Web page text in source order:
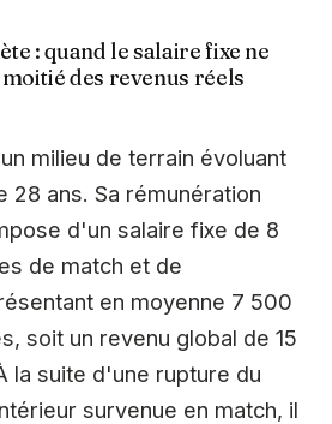
: quand le salaire fixe ne
des revenus réels
milieu de terrain évoluant
28 ans. Sa rémunération
d'un salaire fixe de 8
de match et de
en moyenne 7 500
soit un revenu global de 15
la suite d'une rupture du
survenue en match, il